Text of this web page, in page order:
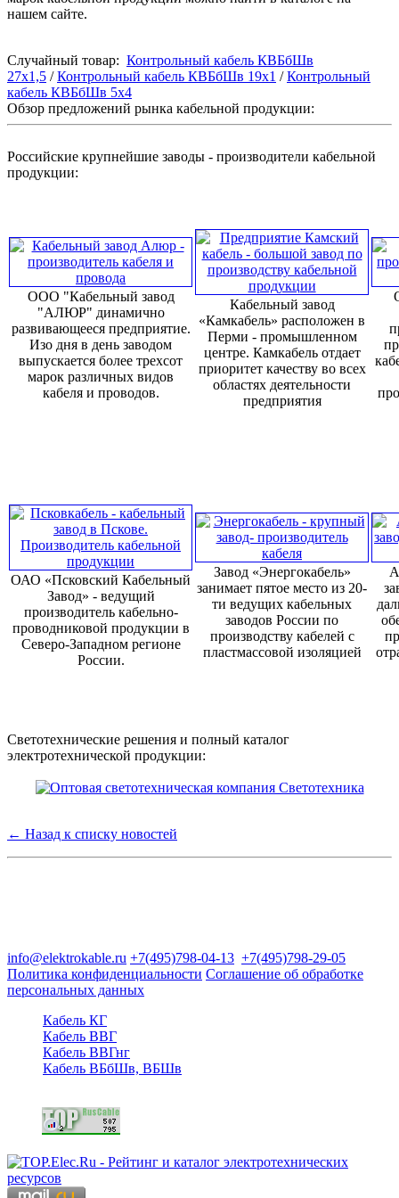
нашем сайте.
Случайный товар: Контрольный кабель КВБбШв
27х1,5 /Контрольный кабель КВБбШв 19х1 /Контрольный
кабель КВБбШв 5х4
Обзор предложений рынка кабельной продукции:
Российские крупнейшие заводы - производители кабельной
продукции:
ООО "Кабельный завод
"АЛЮР" динамично
развивающееся предприятие.
Изо дня в день заводом
выпускается более трехсот
марок различных видов
кабеля и проводов.
Кабельный завод
«Камкабель» расположен в
Перми - промышленном
центре. Камкабель отдает
приоритет качеству во всех
областях деятельности
предприятия
ОАО «Псковский Кабельный
Завод» - ведущий
производитель кабельно-
проводниковой продукции в
Северо-Западном регионе
России.
Завод «Энергокабель»
занимает пятое место из 20-
ти ведущих кабельных
заводов России по
производству кабелей с
пластмассовой изоляцией
Светотехнические решения и полный каталог
электротехнической продукции:
← Назад к списку новостей
info@elektrokable.ru +7(495)798-04-13 +7(495)798-29-05
Политика конфиденциальности Соглашение об обработке
персональных данных
Кабель КГ
Кабель ВВГ
Кабель ВВГнг
Кабель ВБбШв, ВБШв